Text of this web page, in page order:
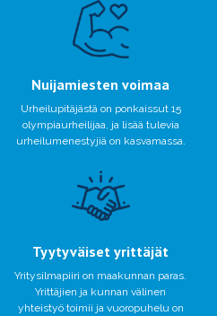
Nuijamiesten voimaa
Urheilupitäjästä on ponkaissut 15
olympiaurheilijaa, ja lisää tulevia
urheilumenestyjiä on kasvamassa.
Tyytyväiset yrittäjät
Yritysilmapiiri on maakunnan paras.
Yrittäjien ja kunnan välinen
yhteistyö toimii ja vuoropuhelu on